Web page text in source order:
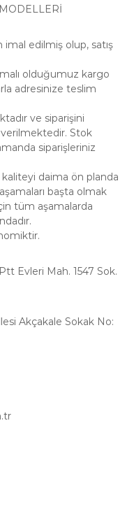
edilmiş olup, satış
olduğumuz kargo
adresinize teslim
ve siparişini
Stok
siparişleriniz
daima ön planda
başta olmak
tüm aşamalarda
Evleri Mah. 1547 Sok.
Akçakale Sokak No: